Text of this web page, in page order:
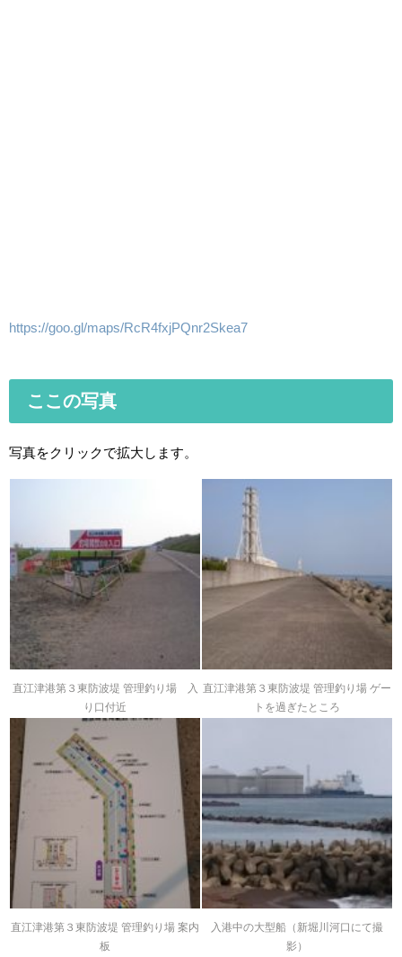
https://goo.gl/maps/RcR4fxjPQnr2Skea7
ここの写真
写真をクリックで拡大します。
直江津港第３東防波堤 管理釣り場 入
り口付近
直江津港第３東防波堤 管理釣り場 ゲー
トを過ぎたところ
直江津港第３東防波堤 管理釣り場 案内
板
入港中の大型船（新堀川河口にて撮
影）